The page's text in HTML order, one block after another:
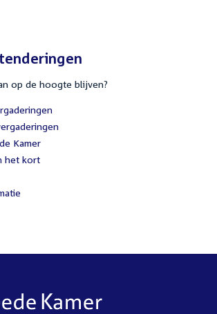
op de hoogte blijven?
Kamer
het kort